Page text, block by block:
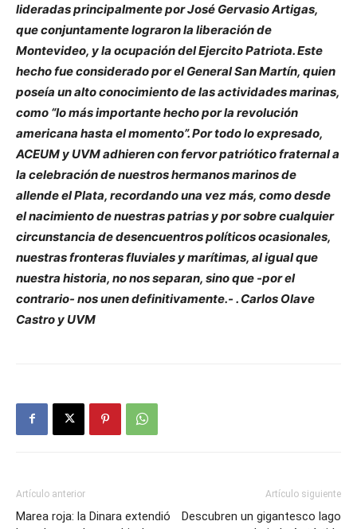
lideradas principalmente por José Gervasio Artigas,
que conjuntamente lograron la liberación de
Montevideo, y la ocupación del Ejercito Patriota. Este
hecho fue considerado por el General San Martín, quien
poseía un alto conocimiento de las actividades marinas,
como “lo más importante hecho por la revolución
americana hasta el momento”. Por todo lo expresado,
ACEUM y UVM adhieren con fervor patriótico fraternal a
la celebración de nuestros hermanos marinos de
allende el Plata, recordando una vez más, como desde
el nacimiento de nuestras patrias y por sobre cualquier
circunstancia de desencuentros políticos ocasionales,
nuestras fronteras fluviales y marítimas, al igual que
nuestra historia, no nos separan, sino que -por el
contrario- nos unen definitivamente.- . Carlos Olave
Castro y UVM
Artículo anterior
Marea roja: la Dinara extendió
Artículo siguiente
Descubren un gigantesco lago